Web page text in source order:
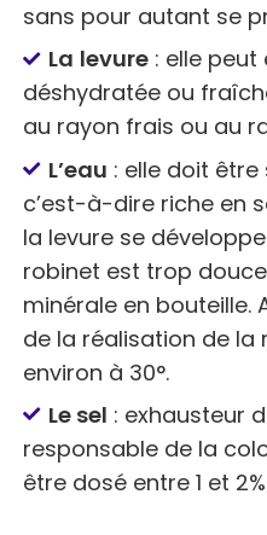
sans pour autant se
La levure : elle peut
déshydratée ou
au rayon frais ou au
L’eau : elle doit
c’est-à-dire riche en
la levure se
robinet est trop
minérale en bouteille.
de la réalisation de la
environ à 30°.
Le sel : exhausteur
responsable de la
être dosé entre 1 et